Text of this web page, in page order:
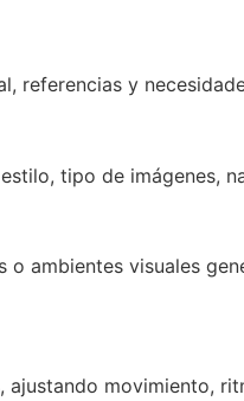
referencias y
tipo de imágenes,
ambientes visuales
movimiento,